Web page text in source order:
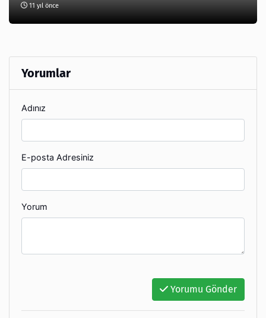
11 yıl önce
Yorumlar
Adınız
E-posta Adresiniz
Yorum
Yorumu Gönder